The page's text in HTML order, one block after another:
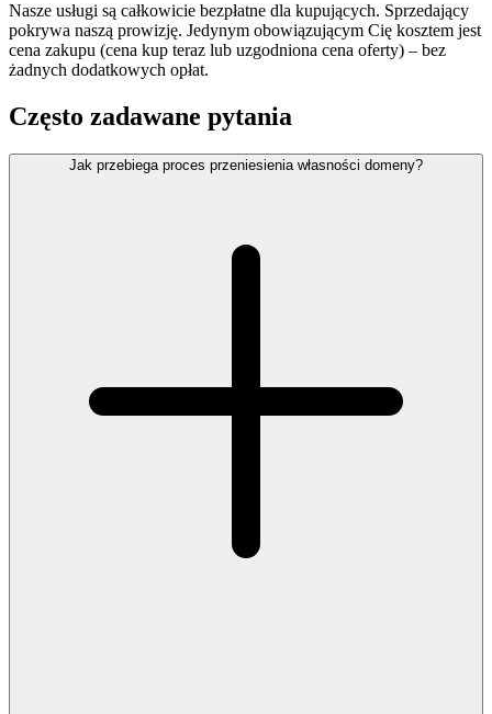
Nasze usługi są całkowicie bezpłatne dla kupujących. Sprzedający
pokrywa naszą prowizję. Jedynym obowiązującym Cię kosztem jest
cena zakupu (cena kup teraz lub uzgodniona cena oferty) – bez
żadnych dodatkowych opłat.
Często zadawane pytania
Jak przebiega proces przeniesienia własności domeny?